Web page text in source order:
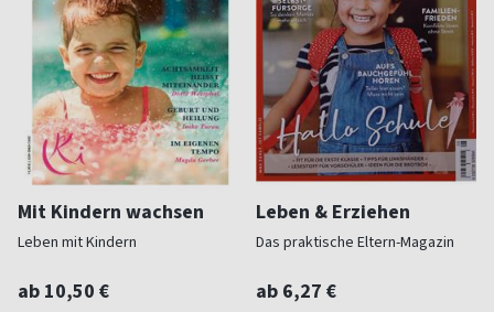
Mit Kindern wachsen
Leben mit Kindern
ab 10,50 €
Leben & Erziehen
Das praktische Eltern-Magazin
ab 6,27 €